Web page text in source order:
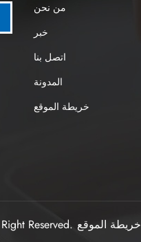
من نحن
خبر
اتصل بنا
المدونة
خريطة الموقع
Reserved. خريطة الموقع